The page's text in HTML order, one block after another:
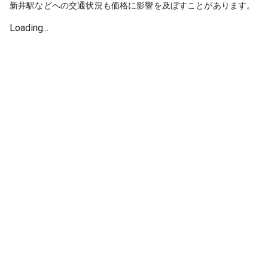
新井駅などへの交通状況も価格に影響を及ぼすことがあります。
Loading...